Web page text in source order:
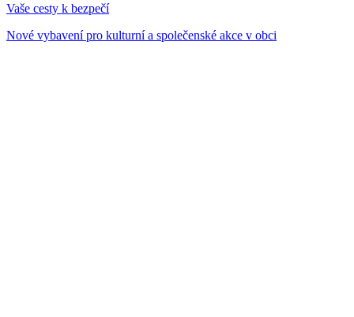
Vaše cesty k bezpečí
Nové vybavení pro kulturní a společenské akce v obci